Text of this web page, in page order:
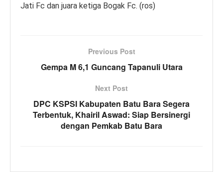
Jati Fc dan juara ketiga Bogak Fc. (ros)
Previous Post
Gempa M 6,1 Guncang Tapanuli Utara
Next Post
DPC KSPSI Kabupaten Batu Bara Segera
Terbentuk, Khairil Aswad: Siap Bersinergi
dengan Pemkab Batu Bara